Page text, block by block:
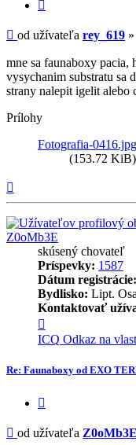
Príspevok
od užívateľa rey_619 »
mne sa faunaboxy pacia,
vysychanim substratu sa
strany nalepit igelit alebo
Prílohy
Fotografia-0416.jpg
(153.72
Z0oMb3E
skúsený chovateľ
Príspevky: 1587
Dátum registrácie:
Bydlisko: Lipt.
Kontaktovať
informácie
užívateľa
Z0oMb3E
ICQ Odkaz na
Re: Faunaboxy od EXO
Príspevok
od užívateľa Z0oMb3E